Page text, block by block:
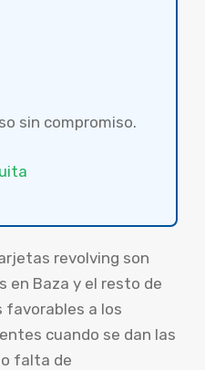
sin compromiso.
revolving son
en Baza y el resto de
favorables a los
cuando se dan las
falta de